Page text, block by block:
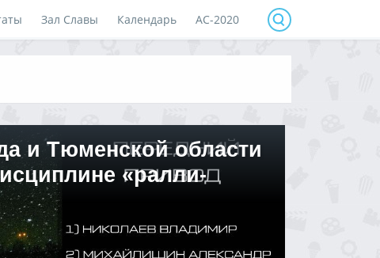
Зал Славы Календарь АС-2020
и Тюменской области
«ралли-